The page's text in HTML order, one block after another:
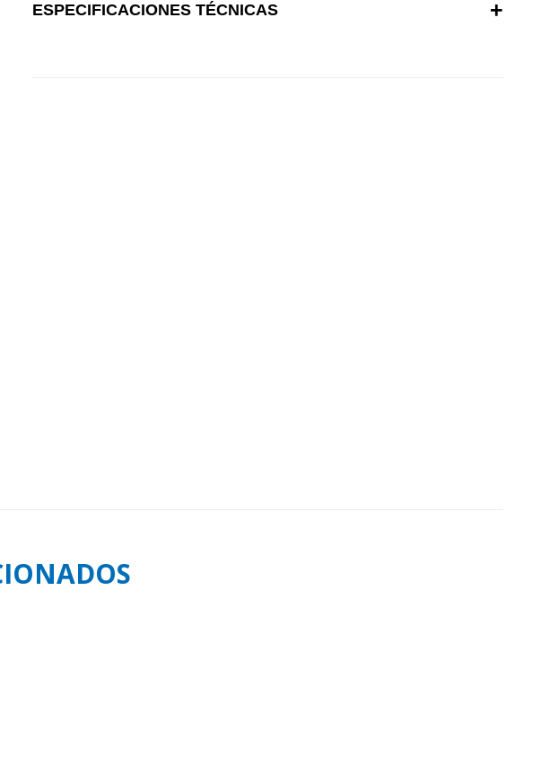
ESPECIFICACIONES TÉCNICAS